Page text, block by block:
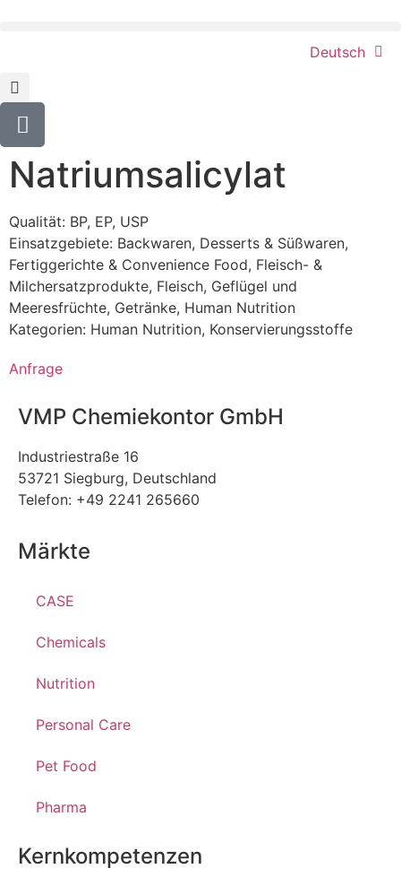
Deutsch
Natriumsalicylat
Qualität: BP, EP, USP
Einsatzgebiete: Backwaren, Desserts & Süßwaren,
Fertiggerichte & Convenience Food, Fleisch- &
Milchersatzprodukte, Fleisch, Geflügel und
Meeresfrüchte, Getränke, Human Nutrition
Kategorien: Human Nutrition, Konservierungsstoffe
Anfrage
VMP Chemiekontor GmbH
Industriestraße 16
53721 Siegburg, Deutschland
Telefon: +49 2241 265660
Märkte
CASE
Chemicals
Nutrition
Personal Care
Pet Food
Pharma
Kernkompetenzen